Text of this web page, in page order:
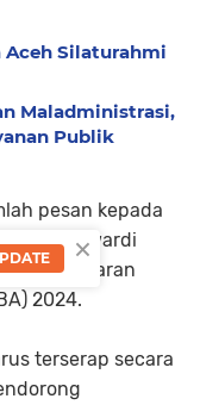
Aceh Silaturahmi
Maladministrasi,
Publik
pesan kepada
Azwardi
Anggaran
2024.
terserap secara
×